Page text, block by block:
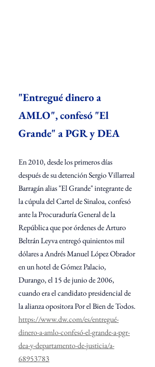
"Entregué dinero a
AMLO", confesó "El
Grande" a PGR y DEA
En 2010, desde los primeros días
después de su detención Sergio Villarreal
Barragán alias "El Grande" integrante de
la cúpula del Cartel de Sinaloa, confesó
ante la Procuraduría General de la
República que por órdenes de Arturo
Beltrán Leyva entregó quinientos mil
dólares a Andrés Manuel López Obrador
en un hotel de Gómez Palacio,
Durango, el 15 de junio de 2006,
cuando era el candidato presidencial de
la alianza opositora Por el Bien de Todos.
https://www.dw.com/es/entregué-
dinero-a-amlo-confesó-el-grande-a-pgr-
dea-y-departamento-de-justicia/a-
68953783